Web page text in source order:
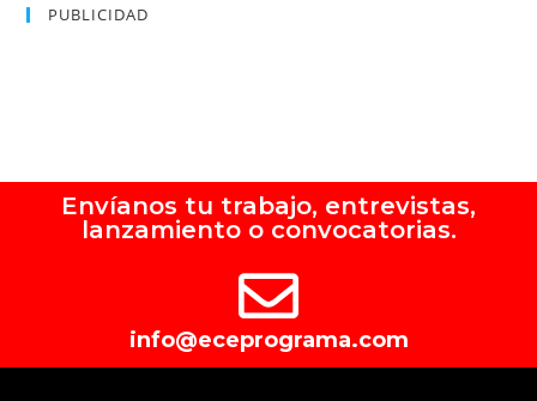
PUBLICIDAD
Envíanos tu trabajo, entrevistas,
lanzamiento o convocatorias.
info@eceprograma.com